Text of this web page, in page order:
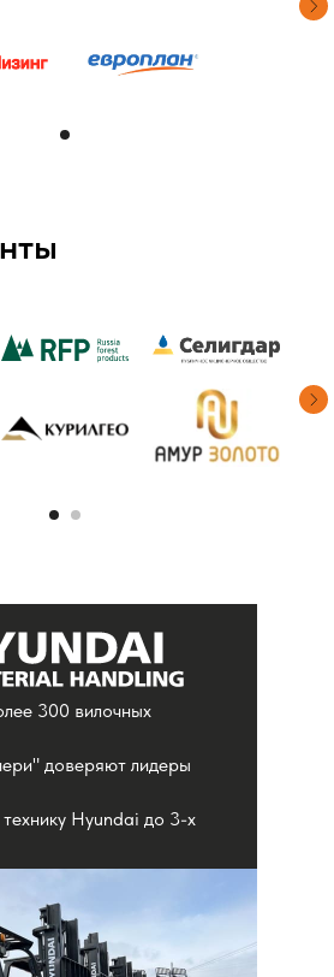
300 вилочных
доверяют лидеры
Hyundai до 3-х